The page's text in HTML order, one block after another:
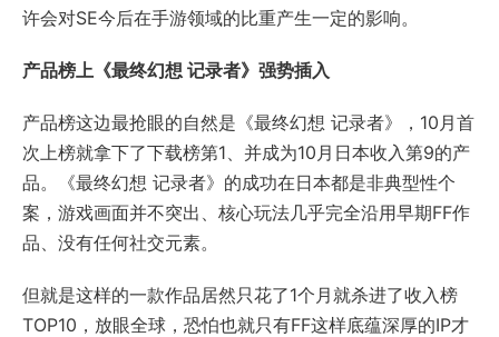
许会对SE今后在手游领域的比重产生一定的影响。
产品榜上《最终幻想 记录者》强势插入
产品榜这边最抢眼的自然是《最终幻想 记录者》，10月首
次上榜就拿下了下载榜第1、并成为10月日本收入第9的产
品。《最终幻想 记录者》的成功在日本都是非典型性个
案，游戏画面并不突出、核心玩法几乎完全沿用早期FF作
品、没有任何社交元素。
但就是这样的一款作品居然只花了1个月就杀进了收入榜
TOP10，放眼全球，恐怕也就只有FF这样底蕴深厚的IP才